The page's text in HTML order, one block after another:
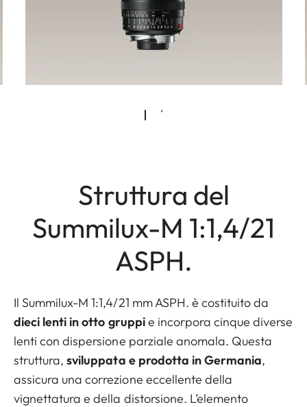
Struttura del
Summilux-M 1:1,4/21
ASPH.
Il Summilux-M 1:1,4/21 mm ASPH. è costituito da
dieci lenti in otto gruppie incorpora cinque diverse
lenti con dispersione parziale anomala. Questa
struttura,sviluppata e prodotta in Germania,
assicura una correzione eccellente della
vignettatura e della distorsione. L’elemento